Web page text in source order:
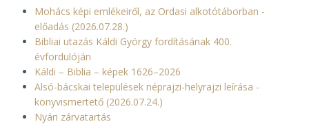
Mohács képi emlékeiről, az Ordasi alkotótáborban -
előadás (2026.07.28.)
Bibliai utazás Káldi György fordításának 400.
évfordulóján
Káldi – Biblia – képek 1626–2026
Alsó-bácskai települések néprajzi-helyrajzi leírása -
könyvismertető (2026.07.24.)
Nyári zárvatartás